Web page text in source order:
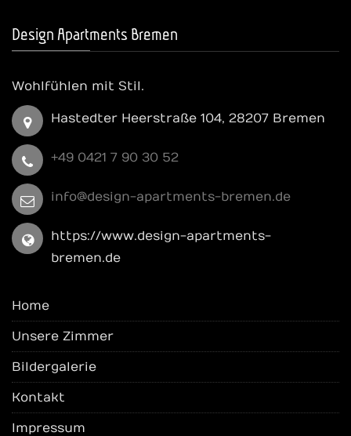
Design Apartments Bremen
Wohlfühlen mit Stil.
Hastedter Heerstraße 104, 28207 Bremen
+49 0421 7 90 30 52
info@design-apartments-bremen.de
https://www.design-apartments-
bremen.de
Home
Unsere Zimmer
Bildergalerie
Kontakt
Impressum